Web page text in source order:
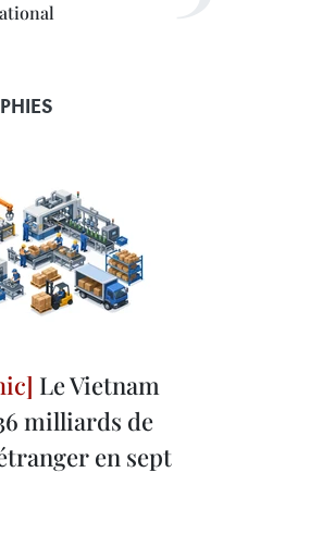
Le Vietnam
milliards de
en sept